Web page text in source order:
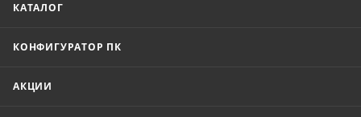
КАТАЛОГ
КОНФИГУРАТОР ПК
АКЦИИ